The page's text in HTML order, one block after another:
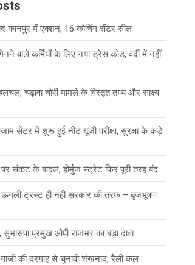
कानपुर में एक्शन, 16 कोचिंग सेंटर सील
वाले कर्मियों के लिए नया ड्रेस कोड, वर्दी में नहीं
चढ़ावा चोरी मामले के विस्तृत तथ्य और साक्ष्य
सेंटर में शुरू हुई नीट यूजी परीक्षा, सुरक्षा के कड़े
संकट के बादल, होर्मुज स्ट्रेट फिर पूरी तरह बंद
ऊंगली ट्रस्ट ही नहीं सरकार की तरफ – बृजभूषण
सुभासपा प्रमुख ओपी राजभर का बड़ा दावा
की दरगाह से चुनावी शंखनाद, रैली कल